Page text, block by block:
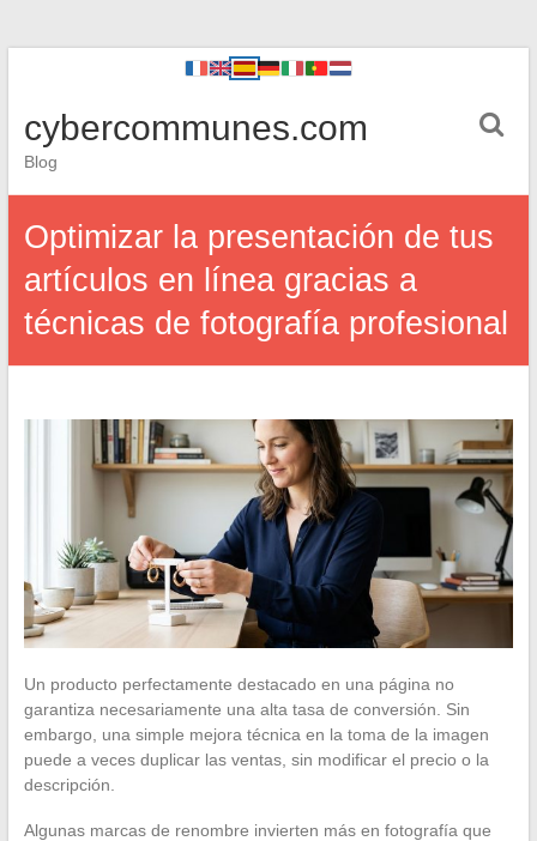
cybercommunes.com
Blog
Optimizar la presentación de tus
artículos en línea gracias a
técnicas de fotografía profesional
Un producto perfectamente destacado en una página no
garantiza necesariamente una alta tasa de conversión. Sin
embargo, una simple mejora técnica en la toma de la imagen
puede a veces duplicar las ventas, sin modificar el precio o la
descripción.
Algunas marcas de renombre invierten más en fotografía que